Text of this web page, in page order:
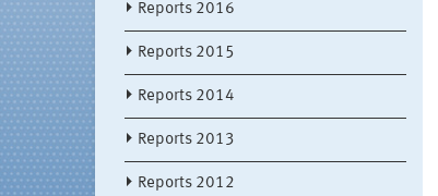
Reports 2016
Reports 2015
Reports 2014
Reports 2013
Reports 2012